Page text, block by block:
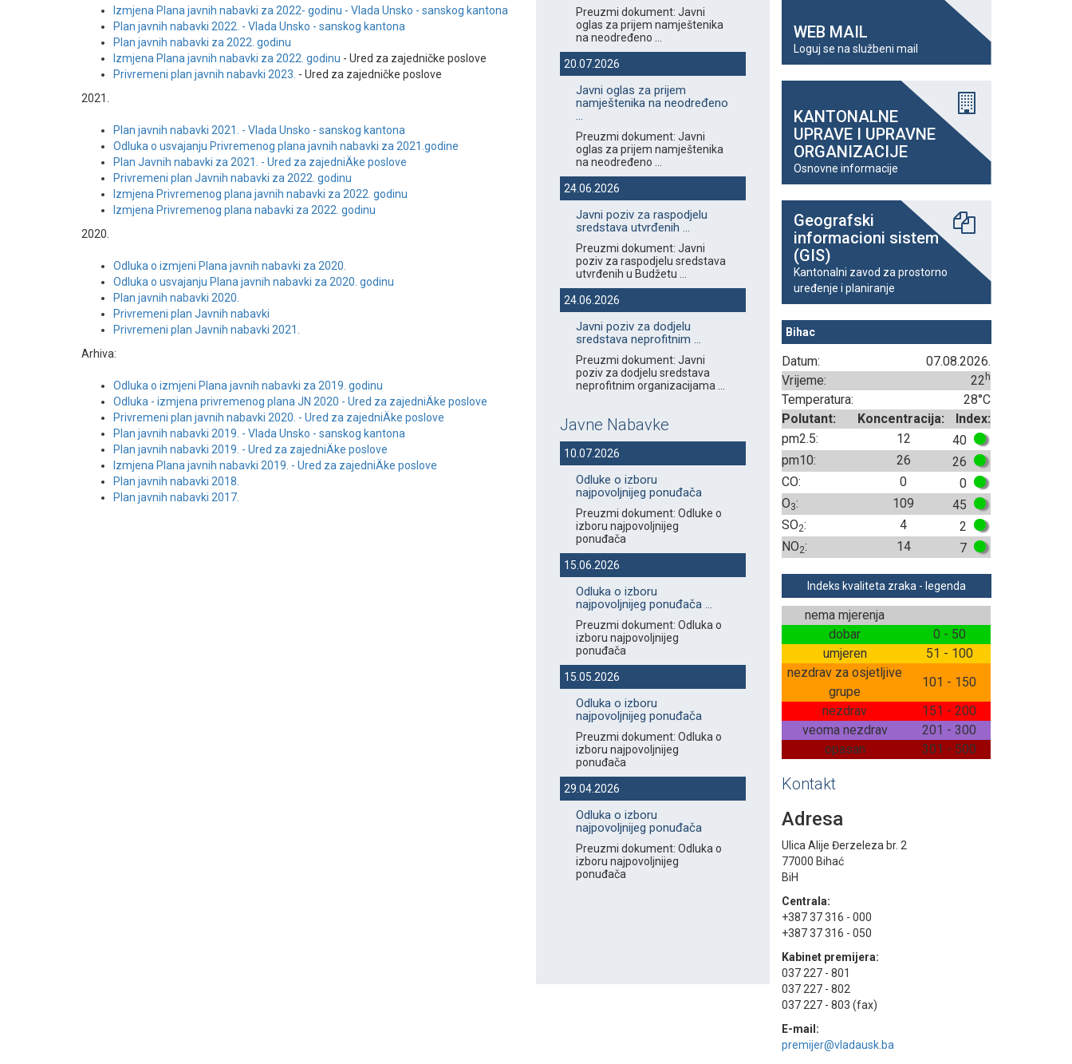
Izmjena Plana javnih nabavki za 2022- godinu - Vlada Unsko - sanskog kantona
Plan javnih nabavki 2022. - Vlada Unsko - sanskog kantona
Plan javnih nabavki za 2022. godinu
Izmjena Plana javnih nabavki za 2022. godinu - Ured za zajedničke poslove
Privremeni plan javnih nabavki 2023. - Ured za zajedničke poslove
2021.
Plan javnih nabavki 2021. - Vlada Unsko - sanskog kantona
Odluka o usvajanju Privremenog plana javnih nabavki za 2021.godine
Plan Javnih nabavki za 2021. - Ured za zajedniÄke poslove
Privremeni plan Javnih nabavki za 2022. godinu
Izmjena Privremenog plana javnih nabavki za 2022. godinu
Izmjena Privremenog plana nabavki za 2022. godinu
2020.
Odluka o izmjeni Plana javnih nabavki za 2020.
Odluka o usvajanju Plana javnih nabavki za 2020. godinu
Plan javnih nabavki 2020.
Privremeni plan Javnih nabavki
Privremeni plan Javnih nabavki 2021.
Arhiva:
Odluka o izmjeni Plana javnih nabavki za 2019. godinu
Odluka - izmjena privremenog plana JN 2020 - Ured za zajedniÄke poslove
Privremeni plan javnih nabavki 2020. - Ured za zajedniÄke poslove
Plan javnih nabavki 2019. - Vlada Unsko - sanskog kantona
Plan javnih nabavki 2019. - Ured za zajedniÄke poslove
Izmjena Plana javnih nabavki 2019. - Ured za zajedniÄke poslove
Plan javnih nabavki 2018.
Plan javnih nabavki 2017.
Preuzmi dokument: Javni
oglas za prijem namještenika
na neodređeno ...
20.07.2026
Javni oglas za prijem
namještenika na neodređeno
...
Preuzmi dokument: Javni
oglas za prijem namještenika
na neodređeno ...
24.06.2026
Javni poziv za raspodjelu
sredstava utvrđenih ...
Preuzmi dokument: Javni
poziv za raspodjelu sredstava
utvrđenih u Budžetu ...
24.06.2026
Javni poziv za dodjelu
sredstava neprofitnim ...
Preuzmi dokument: Javni
poziv za dodjelu sredstava
neprofitnim organizacijama ...
Javne Nabavke
10.07.2026
Odluke o izboru
najpovoljnijeg ponuđača
Preuzmi dokument: Odluke o
izboru najpovoljnijeg
ponuđača
15.06.2026
Odluka o izboru
najpovoljnijeg ponuđača ...
Preuzmi dokument: Odluka o
izboru najpovoljnijeg
ponuđača
15.05.2026
Odluka o izboru
najpovoljnijeg ponuđača
Preuzmi dokument: Odluka o
izboru najpovoljnijeg
ponuđača
29.04.2026
Odluka o izboru
najpovoljnijeg ponuđača
Preuzmi dokument: Odluka o
izboru najpovoljnijeg
ponuđača
WEB MAIL
Loguj se na službeni mail
KANTONALNE
UPRAVE I UPRAVNE
ORGANIZACIJE
Osnovne informacije
Geografski
informacioni sistem
(GIS)
Kantonalni zavod za prostorno
uređenje i planiranje
Bihac
Datum:
07.08.2026.
Vrijeme:
22 h
Temperatura:
28°C
Polutant:
Koncentracija:
Index:
pm2.5:
12
40
pm10:
26
26
CO:
0
0
O3: 109
45
SO2: 4
2
NO2: 14 7
Indeks kvaliteta zraka - legenda
nema mjerenja
dobar
0 - 50
umjeren
51 - 100
nezdrav za osjetljive
grupe
101 - 150
nezdrav
151 - 200
veoma nezdrav
201 - 300
opasan
301 - 500
Kontakt
Adresa
Ulica Alije Đerzeleza br. 2
77000 Bihać
BiH
Centrala:
+387 37 316 - 000
+387 37 316 - 050
Kabinet premijera:
037 227 - 801
037 227 - 802
037 227 - 803 (fax)
E-mail:
premijer@vladausk.ba